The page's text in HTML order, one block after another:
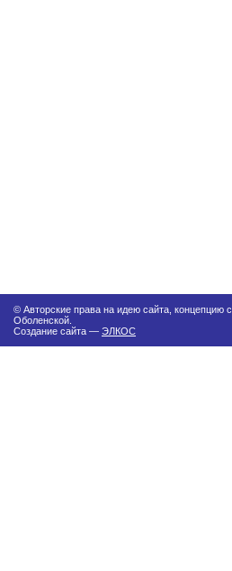
© Авторские права на идею сайта, концепцию
Оболенской.
Создание сайта — ЭЛКОС